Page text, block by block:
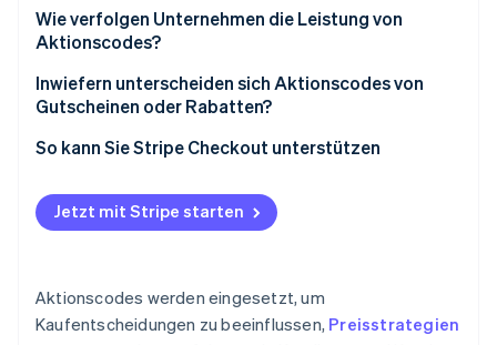
Wie verfolgen Unternehmen die Leistung von
Aktionscodes?
Inwiefern unterscheiden sich Aktionscodes von
Gutscheinen oder Rabatten?
So kann Sie Stripe Checkout unterstützen
Jetzt mit Stripe starten
Aktionscodes werden eingesetzt, um
Kaufentscheidungen zu beeinflussen, Preisstrategien